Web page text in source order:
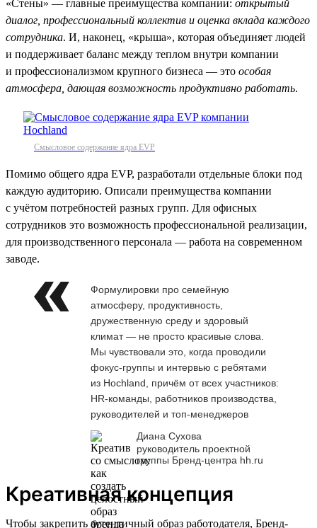
«Стены» — главные преимущества компании: открытый
диалог, профессиональный коллектив и оценка вклада каждого
сотрудника. И, наконец, «крыша», которая объединяет людей
и поддерживает баланс между теплом внутри компании
и профессионализмом крупного бизнеса — это особая
атмосфера, дающая возможность продуктивно работать.
Смысловое содержание ядра EVP
Помимо общего ядра EVP, разработали отдельные блоки под
каждую аудиторию. Описали преимущества компании
с учётом потребностей разных групп. Для офисных
сотрудников это возможность профессиональной реализации,
для производственного персонала — работа на современном
заводе.
Формулировки про семейную
атмосферу, продуктивность,
дружественную среду и здоровый
климат — не просто красивые слова.
Мы чувствовали это, когда проводили
фокус-группы и интервью с ребятами
из Hochland, причём от всех участников:
HR-команды, работников производства,
руководителей и топ-менеджеров
Диана Сухова
руководитель проектной
группы Бренд-центра hh.ru
Креативная концепция
Чтобы закрепить аутентичный образ работодателя, Бренд-